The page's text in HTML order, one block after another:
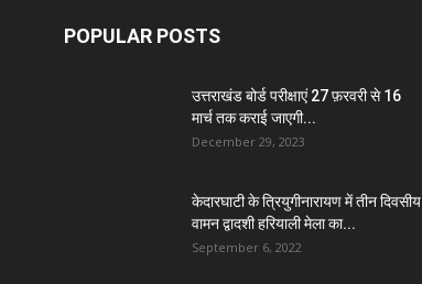
POPULAR POSTS
उत्तराखंड बोर्ड परीक्षाएं 27 फ़रवरी से 16
मार्च तक कराई जाएगी...
December 29, 2023
केदारघाटी के त्रियुगीनारायण में तीन दिवसीय
वामन द्वादशी हरियाली मेला का...
September 6, 2022